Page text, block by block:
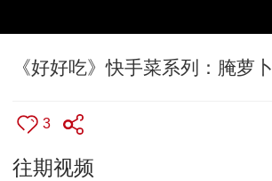
《好好吃》快手菜系列：腌萝卜
3
往期视频